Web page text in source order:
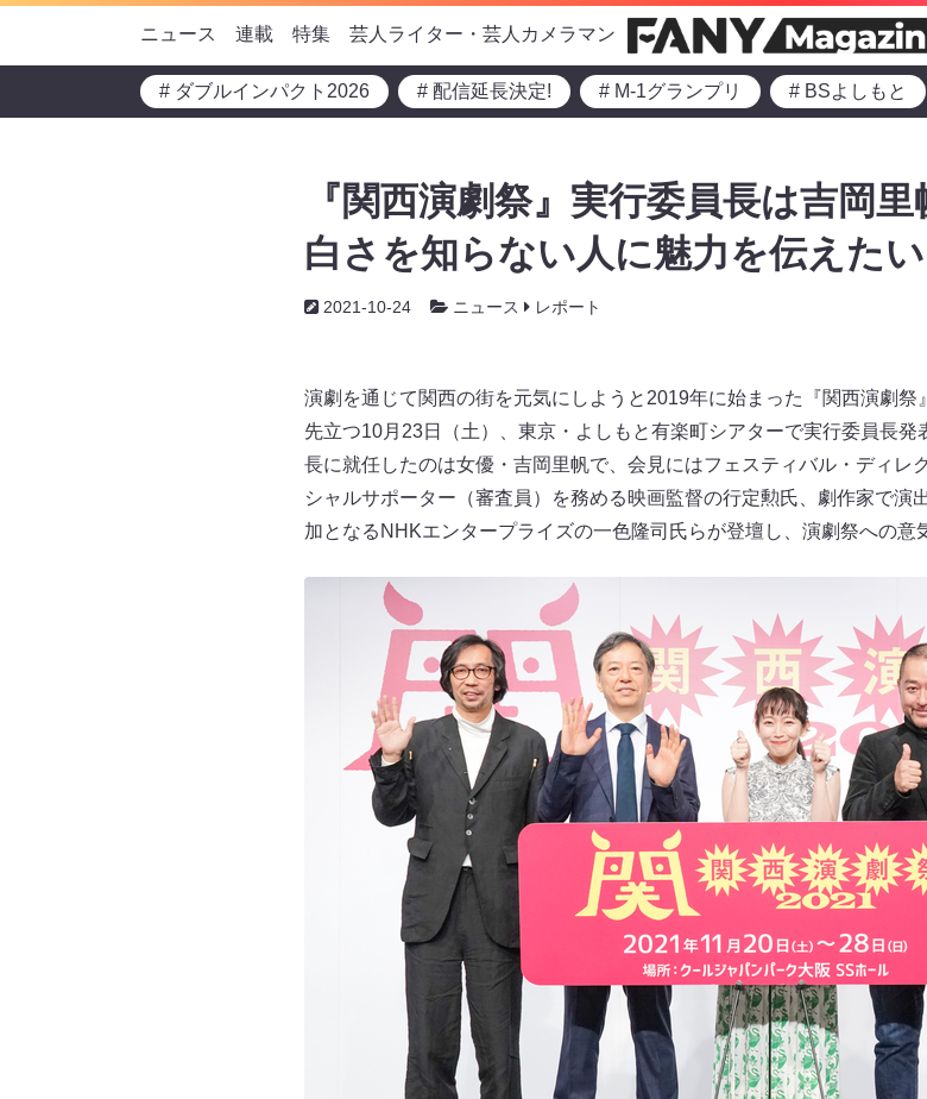
ニュース 連載 特集 芸人ライター・芸人カメラマン
# ダブルインパクト2026 # 配信延長決定! # M-1グランプリ # BSよしもと
『関西演劇祭』実行委員長は吉岡
白さを知らない人に魅力を伝えたい
2021-10-24 ニュース レポート
演劇を通じて関西の街を元気にしようと2019年に始まった『関西演劇
先立つ10月23日（土）、東京・よしもと有楽町シアターで実行委員長
長に就任したのは女優・吉岡里帆で、会見にはフェスティバル・ディレ
シャルサポーター（審査員）を務める映画監督の行定勲氏、劇作家で演
加となるNHKエンタープライズの一色隆司氏らが登壇し、演劇祭への意